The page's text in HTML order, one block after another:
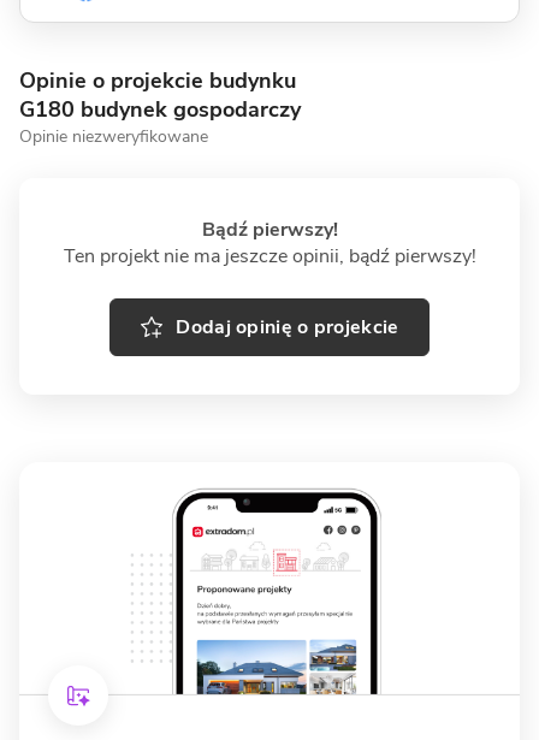
Opinie o projekcie budynku
G180 budynek gospodarczy
Opinie niezweryfikowane
Bądź pierwszy!
Ten projekt nie ma jeszcze opinii, bądź pierwszy!
Dodaj opinię o projekcie